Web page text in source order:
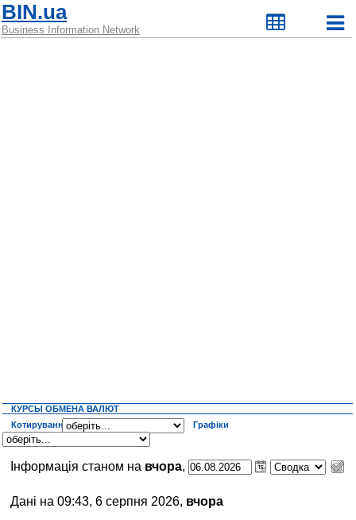
BIN.ua
Business Information Network
КУРСЫ ОБМЕНА ВАЛЮТ
Котирування
Графіки
Інформація станом на вчора,
Дані на 09:43, 6 серпня 2026, вчора